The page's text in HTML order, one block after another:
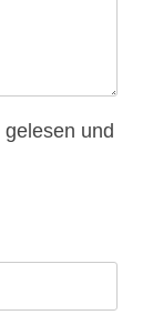
gelesen und